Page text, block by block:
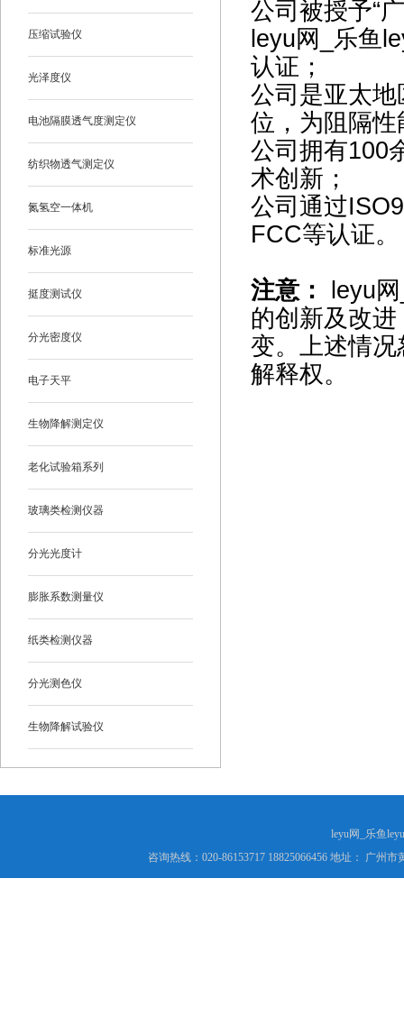
压缩试验仪
光泽度仪
电池隔膜透气度测定仪
纺织物透气测定仪
氮氢空一体机
标准光源
挺度测试仪
分光密度仪
电子天平
生物降解测定仪
老化试验箱系列
玻璃类检测仪器
分光光度计
膨胀系数测量仪
纸类检测仪器
分光测色仪
生物降解试验仪
公司被授予“
leyu网_乐鱼
认证；
公司是亚太
位，为阻隔
公司拥有100
术创新；
公司通过
FCC等认证。
注意：
leyu
的创新及改
变。上述情
解释权。
leyu网_乐鱼
咨询热线：020-86153717 18825066456 地址： 广州